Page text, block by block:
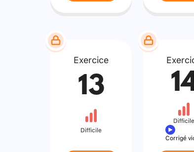
Exercice
13
Difficile
Difficile
Corrigé